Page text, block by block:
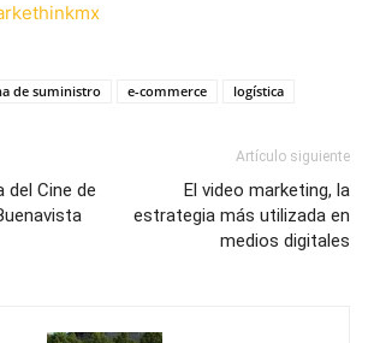
de suministro e-commerce logística
del Cine de
Artículo siguiente
El video marketing, la
estrategia más utilizada en
medios digitales